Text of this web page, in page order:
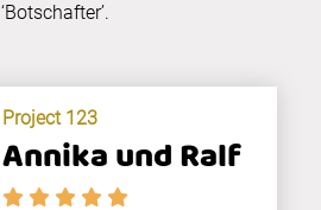
‘Botschafter’.
Project 123
Annika und Ralf